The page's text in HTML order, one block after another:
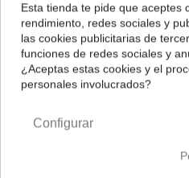
Consultar
ALTAVOCES INTELIGENTES
92,14 €
¿Dónde deseas
Selecciona tu ubicación
impuestos
Esta tienda te pide que aceptes
rendimiento, redes sociales y
las cookies publicitarias de
funciones de redes sociales y
¿Aceptas estas cookies y el
personales involucrados?
Configurar